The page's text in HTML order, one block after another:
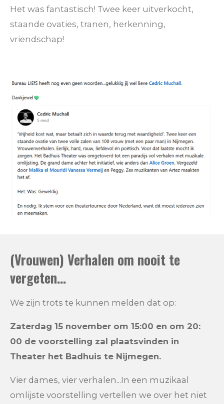
Het was fantastisch! Twee keer uitverkocht,
staande ovaties, tranen, herkenning,
vriendschap!
(Vrouwen) Verhalen om nooit te
vergeten...
We zijn trots te kunnen melden dat op:
Zaterdag 15 november om 15:00 en om 20:
00 de voorstelling zal plaatsvinden in
Theater het Badhuis te Nijmegen.
Vier dames, vier verhalen...In een muzikaal
omlijste voorstelling vertellen we over het niet